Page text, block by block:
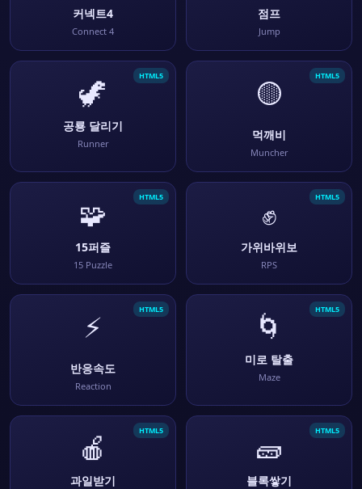
커넥트4
Connect 4
점프
Jump
HTML5
🦖
공룡 달리기
Runner
HTML5
🟡
먹깨비
Muncher
HTML5
🧩
15퍼즐
15 Puzzle
HTML5
✊
가위바위보
RPS
HTML5
⚡
반응속도
Reaction
HTML5
🌀
미로 탈출
Maze
HTML5
🍎
과일받기
HTML5
🧱
블록쌓기